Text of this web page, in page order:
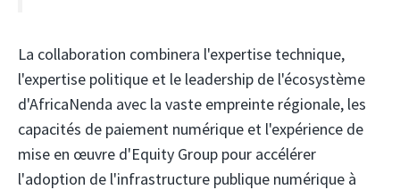
La collaboration combinera l'expertise technique,
l'expertise politique et le leadership de l'écosystème
d'AfricaNenda avec la vaste empreinte régionale, les
capacités de paiement numérique et l'expérience de
mise en œuvre d'Equity Group pour accélérer
l'adoption de l'infrastructure publique numérique à